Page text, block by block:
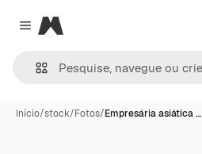
Close menu
Magnific
Início/stock/Fotos/Empresária asiática …